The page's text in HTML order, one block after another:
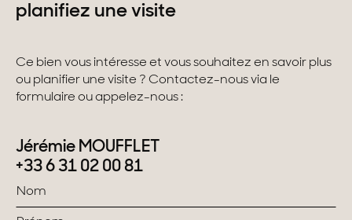
planifiez une visite
Ce bien vous intéresse et vous souhaitez en savoir plus
ou planifier une visite ? Contactez-nous via le
formulaire ou appelez-nous :
Jérémie MOUFFLET
+33 6 31 02 00 81